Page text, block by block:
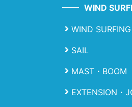
WIND
WIND
SAIL
MAST・BOOM
EXTENSION・